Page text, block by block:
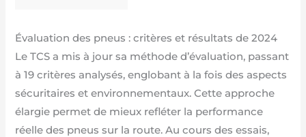
Évaluation des pneus : critères et résultats de 2024
Le TCS a mis à jour sa méthode d’évaluation, passant
à 19 critères analysés, englobant à la fois des aspects
sécuritaires et environnementaux. Cette approche
élargie permet de mieux refléter la performance
réelle des pneus sur la route. Au cours des essais,